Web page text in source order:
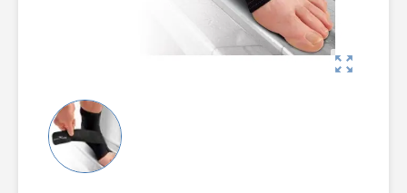
zoom_out_map